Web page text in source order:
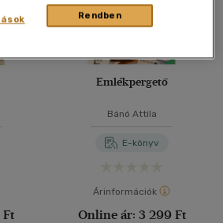
Emlékpergető
Bánó Attila
E-könyv
Árinformációk
Online ár: 3 299 Ft
Rendben